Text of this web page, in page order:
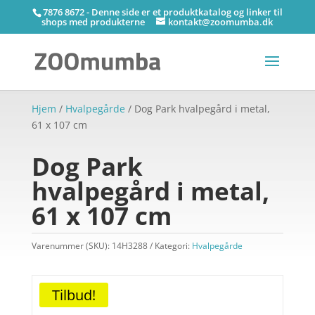
7876 8672 - Denne side er et produktkatalog og linker til
shops med produkterne kontakt@zoomumba.dk
Hjem / Hvalpegårde / Dog Park hvalpegård i metal,
61 x 107 cm
Dog Park
hvalpegård i metal,
61 x 107 cm
Varenummer (SKU): 14H3288 Kategori: Hvalpegårde
Tilbud!